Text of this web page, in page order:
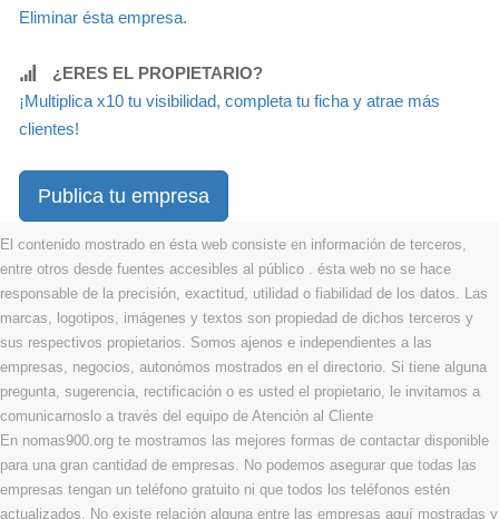
Eliminar ésta empresa.
¿ERES EL PROPIETARIO?
¡Multiplica x10 tu visibilidad, completa tu ficha y atrae más
clientes!
Publica tu empresa
El contenido mostrado en ésta web consiste en información de terceros,
entre otros desde fuentes accesibles al público . ésta web no se hace
responsable de la precisión, exactitud, utilidad o fiabilidad de los datos. Las
marcas, logotipos, imágenes y textos son propiedad de dichos terceros y
sus respectivos propietarios. Somos ajenos e independientes a las
empresas, negocios, autonómos mostrados en el directorio. Si tiene alguna
pregunta, sugerencia, rectificación o es usted el propietario, le invitamos a
comunicarnoslo a través del equipo de Atención al Cliente
En nomas900.org te mostramos las mejores formas de contactar disponible
para una gran cantidad de empresas. No podemos asegurar que todas las
empresas tengan un teléfono gratuito ni que todos los teléfonos estén
actualizados. No existe relación alguna entre las empresas aquí mostradas y